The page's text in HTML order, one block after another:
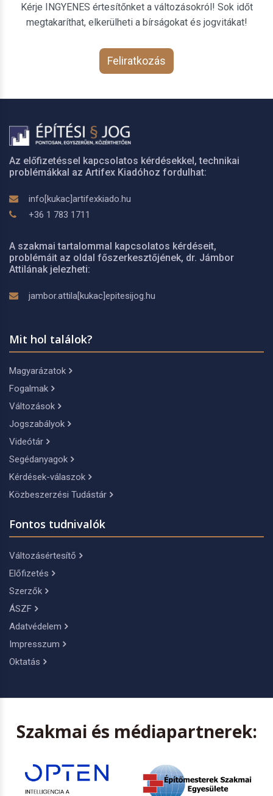
Kérje INGYENES értesítőnket a változásokról! Sok időt
megtakaríthat, elkerülheti a bírságokat és jogvitákat!
Feliratkozás
Az előfizetéssel kapcsolatos kérdésekkel, technikai
problémákkal az Artifex Kiadóhoz fordulhat:
info[kukac]artifexkiado.hu
+36 1 783 1711
A szakmai tartalommal kapcsolatos kérdéseit,
problémáit az oldal főszerkesztőjének, dr. Jámbor
Attilának jelezheti:
jambor.attila[kukac]epitesijog.hu
Mit hol találok?
Magyarázatok
Fogalmak
Változások
Jogszabályok
Videótár
Segédanyagok
Kérdések-válaszok
Közbeszerzési Tudástár
Fontos tudnivalók
Változásértesítő
Előfizetés
Szerzők
ÁSZF
Adatvédelem
Impresszum
Oktatás
Szakmai és médiapartnerek: